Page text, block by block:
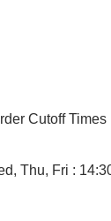
Cutoff
Thu, Fri :